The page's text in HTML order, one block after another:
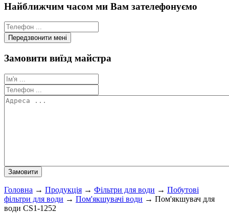
Найближчим часом ми Вам зателефонуємо
Замовити виїзд майстра
Головна → Продукція → Фільтри для води → Побутові
фільтри для води → Пом'якшувачі води → Пом'якшувач для
води CS1-1252